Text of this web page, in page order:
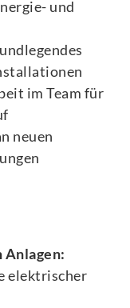
und
im Team für
neuen
elektrischer